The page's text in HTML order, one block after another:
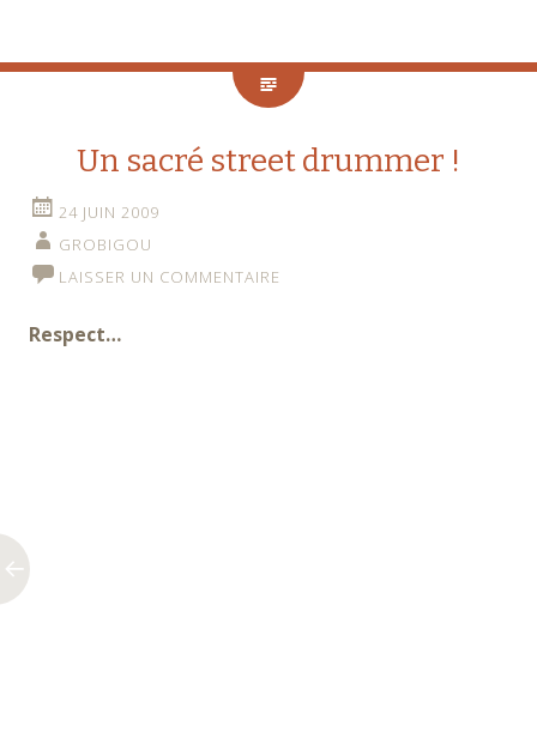
Un sacré street drummer !
24 JUIN 2009
GROBIGOU
LAISSER UN COMMENTAIRE
Respect…